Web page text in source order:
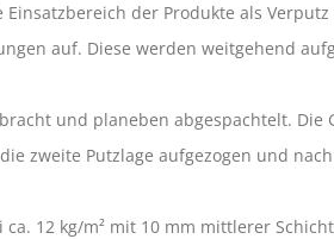
der Produkte als
auf. Diese werden weitgehend
und planeben abgespachtelt.
zweite Putzlage aufgezogen und
12 kg/m² mit 10 mm mittlerer